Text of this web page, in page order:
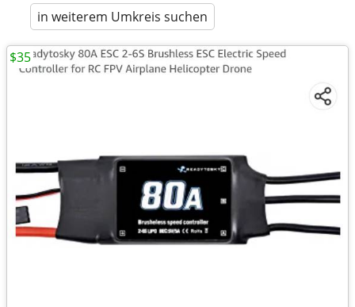
in weiterem Umkreis suchen
$35